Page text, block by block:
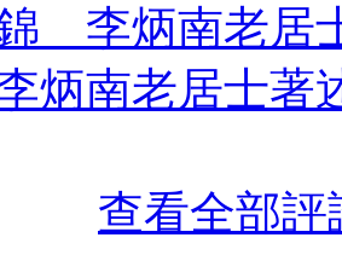
李炳南老居
炳南老居士著
查看全部評